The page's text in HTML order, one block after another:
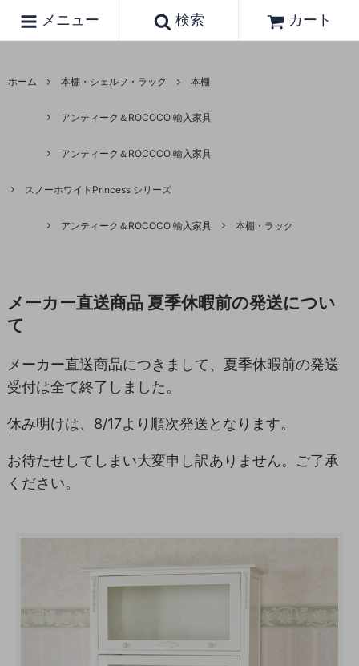
メニュー 検索 カート
ホーム 本棚・シェルフ・ラック 本棚
アンティーク＆ROCOCO 輸入家具
アンティーク＆ROCOCO 輸入家具
スノーホワイトPrincess シリーズ
アンティーク＆ROCOCO 輸入家具 本棚・ラック
メーカー直送商品 夏季休暇前の発送につい
て
メーカー直送商品につきまして、夏季休暇前の発送
受付は全て終了しました。
休み明けは、8/17より順次発送となります。
お待たせしてしまい大変申し訳ありません。ご了承
ください。